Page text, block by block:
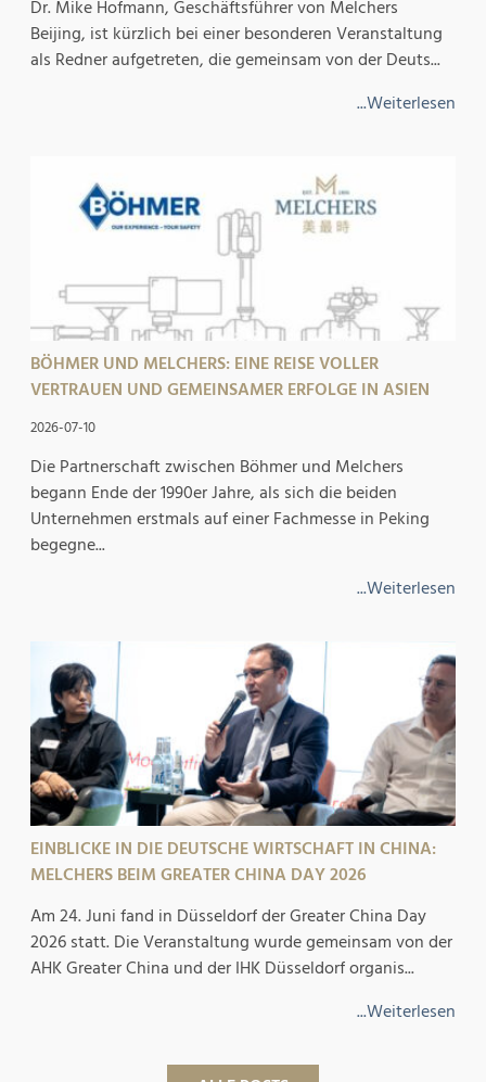
Dr. Mike Hofmann, Geschäftsführer von Melchers
Beijing, ist kürzlich bei einer besonderen Veranstaltung
als Redner aufgetreten, die gemeinsam von der Deuts...
...Weiterlesen
BÖHMER UND MELCHERS: EINE REISE VOLLER
VERTRAUEN UND GEMEINSAMER ERFOLGE IN ASIEN
2026-07-10
Die Partnerschaft zwischen Böhmer und Melchers
begann Ende der 1990er Jahre, als sich die beiden
Unternehmen erstmals auf einer Fachmesse in Peking
begegne...
...Weiterlesen
EINBLICKE IN DIE DEUTSCHE WIRTSCHAFT IN CHINA:
MELCHERS BEIM GREATER CHINA DAY 2026
Am 24. Juni fand in Düsseldorf der Greater China Day
2026 statt. Die Veranstaltung wurde gemeinsam von der
AHK Greater China und der IHK Düsseldorf organis...
...Weiterlesen